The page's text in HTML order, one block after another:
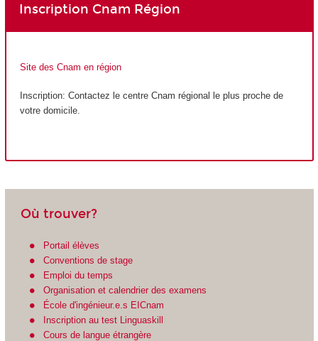
Inscription Cnam Région
Site des Cnam en région
Inscription: Contactez le centre Cnam régional le plus proche de
votre domicile.
Où trouver?
Portail élèves
Conventions de stage
Emploi du temps
Organisation et calendrier des examens
École d'ingénieur.e.s EICnam
Inscription au test Linguaskill
Cours de langue étrangère